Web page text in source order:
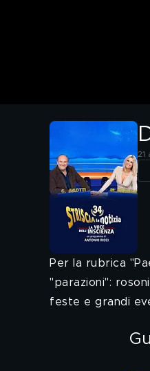
21
Per la rubrica
"parazioni":
feste e grandi